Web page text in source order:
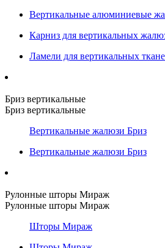
Вертикальные алюминиевые
Карниз для вертикальных
Ламели для вертикальных
Бриз вертикальные
Бриз вертикальные
Вертикальные жалюзи Бриз
Вертикальные жалюзи Бриз
Рулонные шторы Мираж
Рулонные шторы Мираж
Шторы Мираж